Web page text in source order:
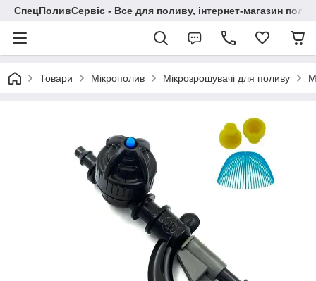
СпецПоливСервіс - Все для поливу, інтернет-магазин
Товари Мікрополив Мікрозрошувачі для поливу